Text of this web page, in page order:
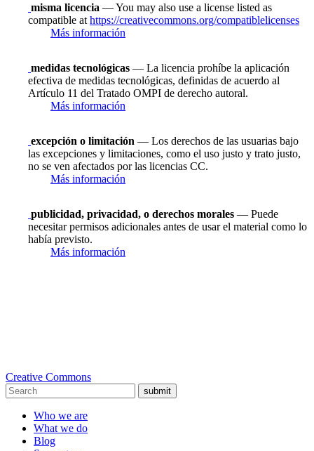
misma licencia — You may also use a license listed as
compatible at https://creativecommons.org/compatiblelicenses
Más información
medidas tecnológicas — La licencia prohíbe la aplicación
efectiva de medidas tecnológicas, definidas de acuerdo al
Artículo 11 del Tratado OMPI de derecho autoral.
Más información
excepción o limitación — Los derechos de las usuarias bajo
las excepciones y limitaciones, como el uso justo y trato justo,
no se ven afectados por las licencias CC.
Más información
publicidad, privacidad, o derechos morales — Puede
necesitar permisos adicionales antes de usar el material como lo
había previsto.
Más información
Creative Commons
submit
Who we are
What we do
Blog